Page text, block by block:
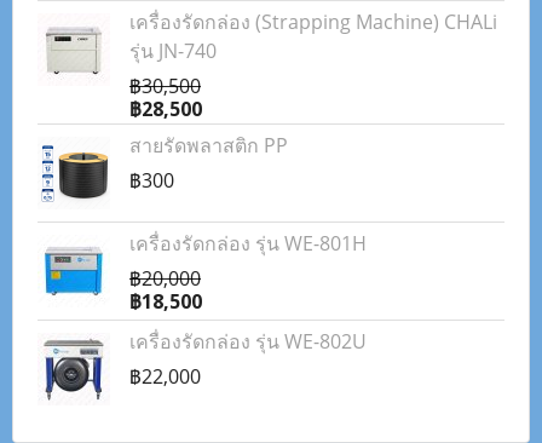
เครื่องรัดกล่อง (Strapping Machine) CHALi
รุ่น JN-740
฿30,500
฿28,500
สายรัดพลาสติก PP
฿300
เครื่องรัดกล่อง รุ่น WE-801H
฿20,000
฿18,500
เครื่องรัดกล่อง รุ่น WE-802U
฿22,000